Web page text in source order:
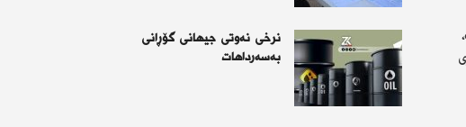
نرخی نەوتی جیهانی گۆڕانی
بەسەرداهات